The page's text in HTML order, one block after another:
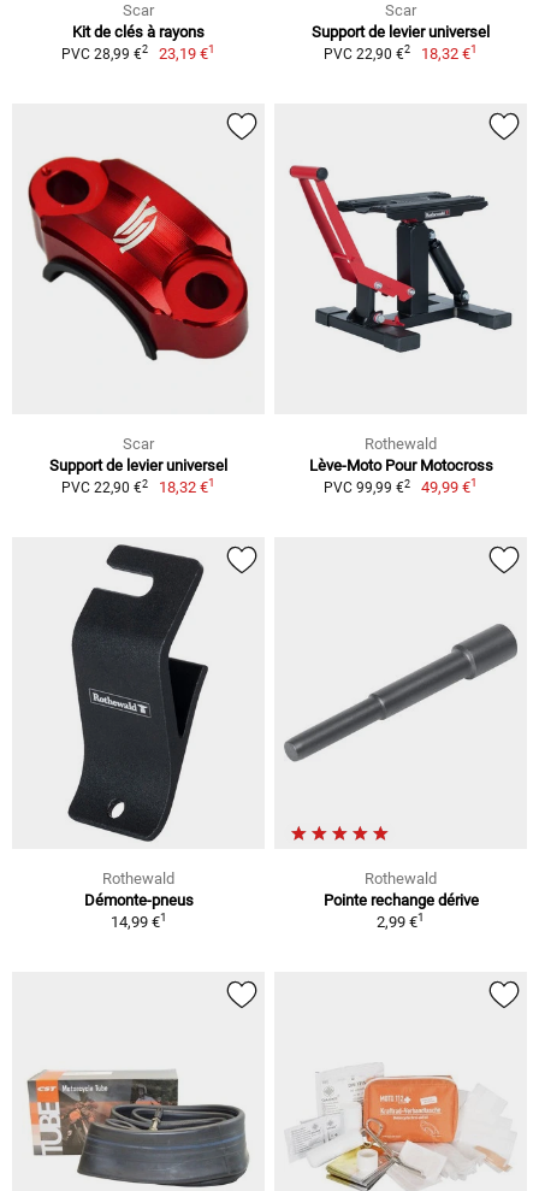
Scar
Kit de clés à rayons
PVC 28,99 €2 23,19 €1
Scar
Support de levier universel
PVC 22,90 €2 18,32 €1
Scar
Support de levier universel
PVC 22,90 €2 18,32 €1
Rothewald
Lève-Moto Pour Motocross
PVC 99,99 €2 49,99 €1
Rothewald
Démonte-pneus
14,99 €1
Rothewald
Pointe rechange dérive
2,99 €1